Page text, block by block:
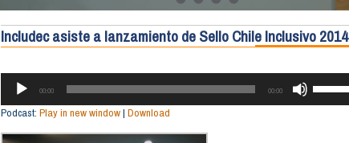
Includec asiste a lanzamiento de Sello Chile Inclusivo 2014
AUDIO
00:00 00:00
LAS
Podcast: Play in new window| Download